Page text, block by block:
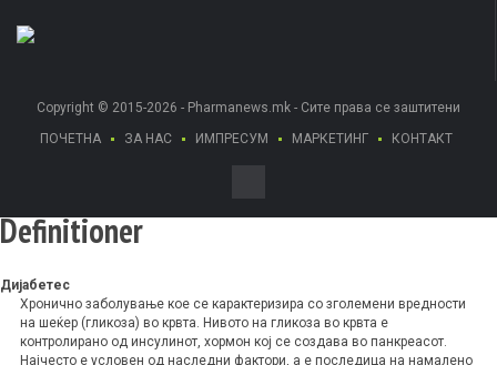
Copyright © 2015-2026 - Pharmanews.mk - Сите права се заштитени
ПОЧЕТНА
ЗА НАС ИМПРЕСУМ МАРКЕТИНГ КОНТАКТ
Definitioner
Дијабетес
Хронично заболување кое се карактеризира со зголемени вредности
на шеќер (гликоза) во крвта. Нивото на гликоза во крвта е
контролирано од инсулинот, хормон кој се создава во панкреасот.
Најчесто е условен од наследни фактори, а е последица на намалено